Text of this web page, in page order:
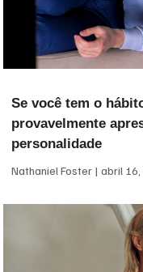
Se você tem o
provavelmente
personalidade
Nathaniel Foster abril 16,